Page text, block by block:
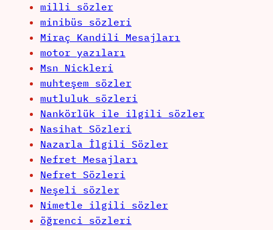
milli sözler
minibüs sözleri
Miraç Kandili Mesajları
motor yazıları
Msn Nickleri
muhteşem sözler
mutluluk sözleri
Nankörlük ile ilgili sözler
Nasihat Sözleri
Nazarla İlgili Sözler
Nefret Mesajları
Nefret Sözleri
Neşeli sözler
Nimetle ilgili sözler
öğrenci sözleri